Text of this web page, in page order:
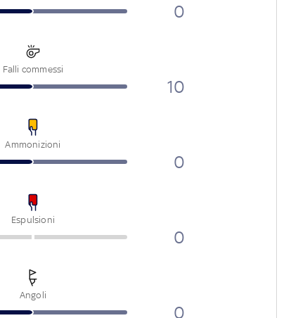
0
Falli commessi
10
Ammonizioni
0
Espulsioni
0
Angoli
0